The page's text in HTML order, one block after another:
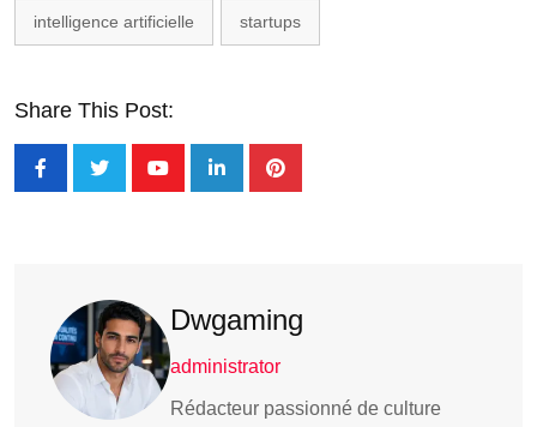
intelligence artificielle startups
Share This Post:
Dwgaming
administrator
Rédacteur passionné de culture